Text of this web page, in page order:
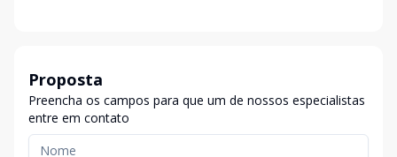
Proposta
Preencha os campos para que um de nossos especialistas
entre em contato